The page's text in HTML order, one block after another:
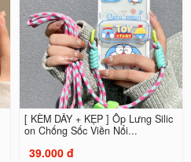
[ KÈM DÂY + KẸP ] Ốp Lưng Silic
on Chống Sốc Viền Nổi...
39.000 đ